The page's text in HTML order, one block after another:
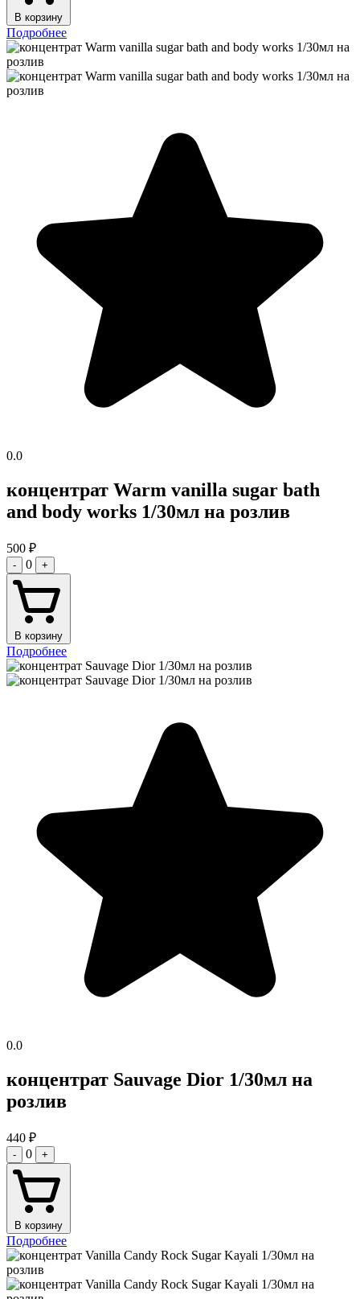
В корзину
Подробнее
0.0
концентрат Warm vanilla sugar bath
and body works 1/30мл на розлив
500 ₽
- 0 +
В корзину
Подробнее
0.0
концентрат Sauvage Dior 1/30мл на
розлив
440 ₽
- 0 +
В корзину
Подробнее